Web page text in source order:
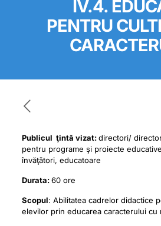
IV.4.
PENTRU
Publicul ţintă vizat:directori/
pentru programe şi proiecte
învăţători, educatoare
Durata:60 ore
Scopul: Abilitatea cadrelor didactice
elevilor prin educarea caracterului cu